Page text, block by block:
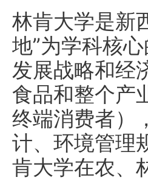
林肯大学是新
地”为学科核
发展战略和经
食品和整个产
终端消费者）
计、环境管理
肯大学在农、